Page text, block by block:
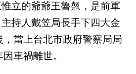
立的爺爺王魯翹，是前軍
持人戴笠局長手下四大金
當上台北市政府警察局局
車禍離世。